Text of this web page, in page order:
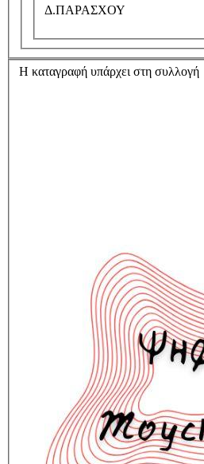
Δ.ΠΑΡΑΣΧΟΥ
Η καταγραφή υπάρχει στη συλλογή